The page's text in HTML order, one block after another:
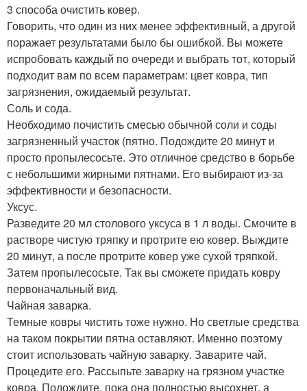
3 способа очистить ковер.
Говорить, что один из них менее эффективный, а другой
поражает результатами было бы ошибкой. Вы можете
испробовать каждый по очереди и выбрать тот, который
подходит вам по всем параметрам: цвет ковра, тип
загрязнения, ожидаемый результат.
Соль и сода.
Необходимо почистить смесью обычной соли и соды
загрязненный участок (пятно. Подождите 20 минут и
просто пропылесосьте. Это отличное средство в борьбе
с небольшими жирными пятнами. Его выбирают из-за
эффективности и безопасности.
Уксус.
Разведите 20 мл столового уксуса в 1 л воды. Смочите в
растворе чистую тряпку и протрите ею ковер. Выждите
20 минут, а после протрите ковер уже сухой тряпкой.
Затем пропылесосьте. Так вы сможете придать ковру
первоначальный вид.
Чайная заварка.
Темные ковры чистить тоже нужно. Но светлые средства
на таком покрытии пятна оставляют. Именно поэтому
стоит использовать чайную заварку. Заварите чай.
Процедите его. Рассыпьте заварку на грязном участке
ковра. Подождите, пока она полностью высохнет, а